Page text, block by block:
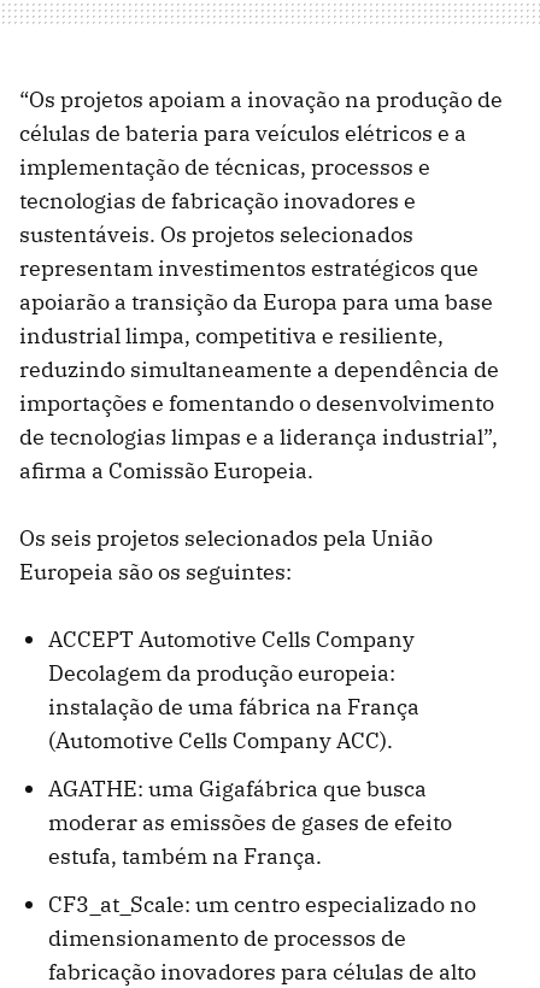
“Os projetos apoiam a inovação na produção de
células de bateria para veículos elétricos e a
implementação de técnicas, processos e
tecnologias de fabricação inovadores e
sustentáveis. Os projetos selecionados
representam investimentos estratégicos que
apoiarão a transição da Europa para uma base
industrial limpa, competitiva e resiliente,
reduzindo simultaneamente a dependência de
importações e fomentando o desenvolvimento
de tecnologias limpas e a liderança industrial”,
afirma a Comissão Europeia.
Os seis projetos selecionados pela União
Europeia são os seguintes:
ACCEPT Automotive Cells Company
Decolagem da produção europeia:
instalação de uma fábrica na França
(Automotive Cells Company ACC).
AGATHE: uma Gigafábrica que busca
moderar as emissões de gases de efeito
estufa, também na França.
CF3_at_Scale: um centro especializado no
dimensionamento de processos de
fabricação inovadores para células de alto